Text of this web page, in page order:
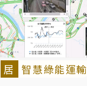
居 智慧綠能運輸